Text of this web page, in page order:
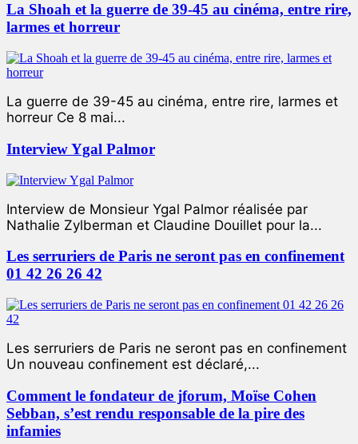
La Shoah et la guerre de 39-45 au cinéma, entre rire,
larmes et horreur
La guerre de 39-45 au cinéma, entre rire, larmes et
horreur Ce 8 mai...
Interview Ygal Palmor
Interview de Monsieur Ygal Palmor réalisée par
Nathalie Zylberman et Claudine Douillet pour la...
Les serruriers de Paris ne seront pas en confinement
01 42 26 26 42
Les serruriers de Paris ne seront pas en confinement
Un nouveau confinement est déclaré,...
Comment le fondateur de jforum, Moïse Cohen
Sebban, s’est rendu responsable de la pire des
infamies